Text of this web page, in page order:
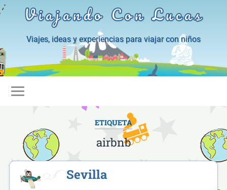
Viajando Con Lucas
Viajes, ideas y experiencias para viajar con niños
ETIQUETA
airbnb
Sevilla